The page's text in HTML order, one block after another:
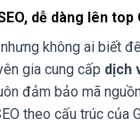
dễ dàng lên top
không ai biết
gia cung cấp dịch
đảm bảo mã
theo cấu trúc của